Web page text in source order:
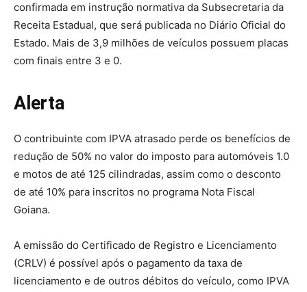
confirmada em instrução normativa da Subsecretaria da
Receita Estadual, que será publicada no Diário Oficial do
Estado. Mais de 3,9 milhões de veículos possuem placas
com finais entre 3 e 0.
Alerta
O contribuinte com IPVA atrasado perde os benefícios de
redução de 50% no valor do imposto para automóveis 1.0
e motos de até 125 cilindradas, assim como o desconto
de até 10% para inscritos no programa Nota Fiscal
Goiana.
A emissão do Certificado de Registro e Licenciamento
(CRLV) é possível após o pagamento da taxa de
licenciamento e de outros débitos do veículo, como IPVA